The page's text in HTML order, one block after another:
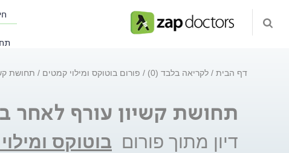
דף הבית לקריאה בלבד (0) פורום בוטוקס ומילוי קמטים תחושת
תחושת קשיון עורף לאחר
דיון מתוך פורום בוטוקס